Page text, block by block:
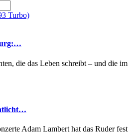
die das Leben schreibt – und die im
Adam Lambert hat das Ruder fest